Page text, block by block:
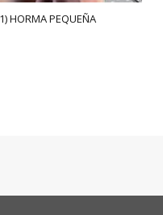
HORMA PEQUEÑA